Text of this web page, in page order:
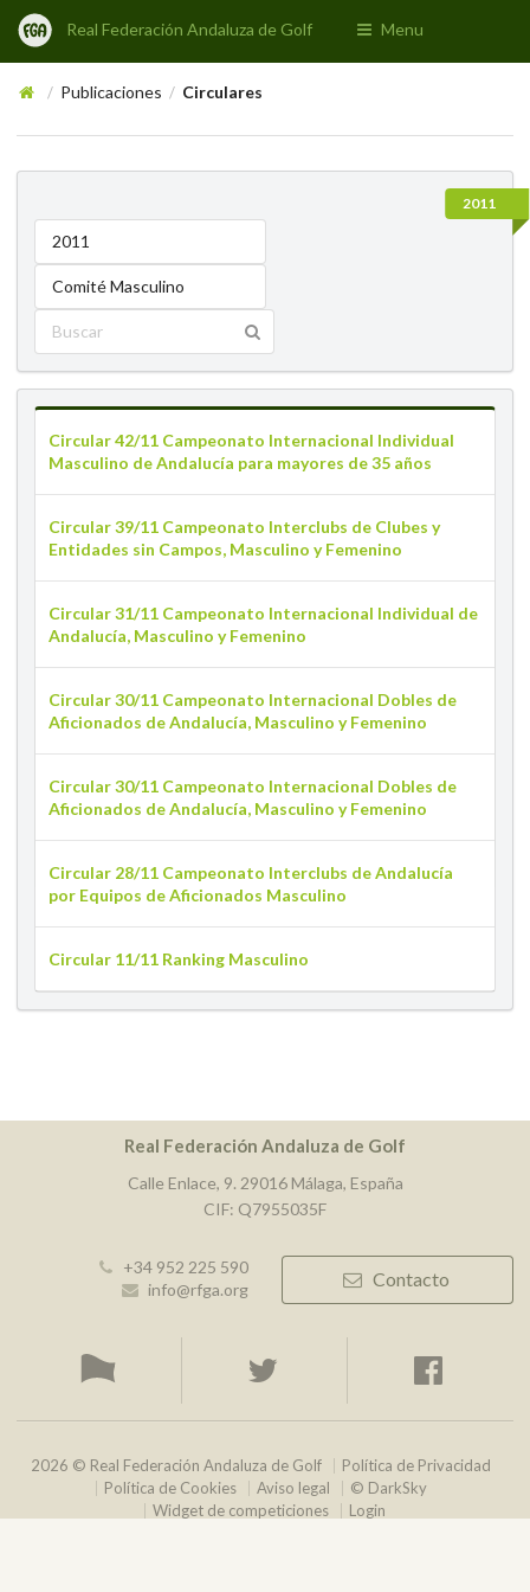
Real Federación Andaluza de Golf Menu
/ Publicaciones / Circulares
2011
2011
Comité Masculino
Circular 42/11 Campeonato Internacional Individual
Masculino de Andalucía para mayores de 35 años
Circular 39/11 Campeonato Interclubs de Clubes y
Entidades sin Campos, Masculino y Femenino
Circular 31/11 Campeonato Internacional Individual de
Andalucía, Masculino y Femenino
Circular 30/11 Campeonato Internacional Dobles de
Aficionados de Andalucía, Masculino y Femenino
Circular 30/11 Campeonato Internacional Dobles de
Aficionados de Andalucía, Masculino y Femenino
Circular 28/11 Campeonato Interclubs de Andalucía
por Equipos de Aficionados Masculino
Circular 11/11 Ranking Masculino
Real Federación Andaluza de Golf
Calle Enlace, 9. 29016 Málaga, España
CIF: Q7955035F
+34 952 225 590
info@rfga.org
Contacto
2026 © Real Federación Andaluza de Golf
Política de Privacidad
Política de Cookies
Aviso legal
© DarkSky
Widget de competiciones
Login